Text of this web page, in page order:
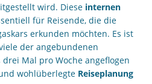
wird. Diese internen
für Reisende, die die
erkunden möchten. Es ist
der angebundenen
Mal pro Woche angeflogen
wohlüberlegte Reiseplanung